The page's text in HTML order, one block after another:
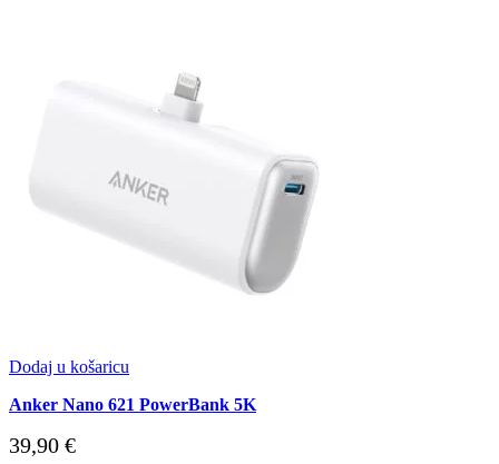
Dodaj u košaricu
Anker Nano 621 PowerBank 5K
39,90 €